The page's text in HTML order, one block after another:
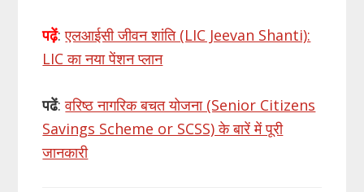
पढ़ें:एलआईसी जीवन शांति (LIC Jeevan Shanti):
LIC का नया पेंशन प्लान
पढें:वरिष्ठ नागरिक बचत योजना (Senior Citizens
Savings Scheme or SCSS) के बारें में पूरी
जानकारी